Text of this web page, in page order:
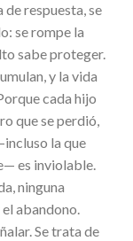
de respuesta, se
se rompe la
sabe proteger.
y la vida
cada hijo
que se perdió,
la que
es inviolable.
ninguna
abandono.
Se trata de